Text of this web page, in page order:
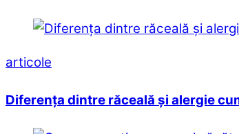
articole
Diferența dintre răceală și alergie